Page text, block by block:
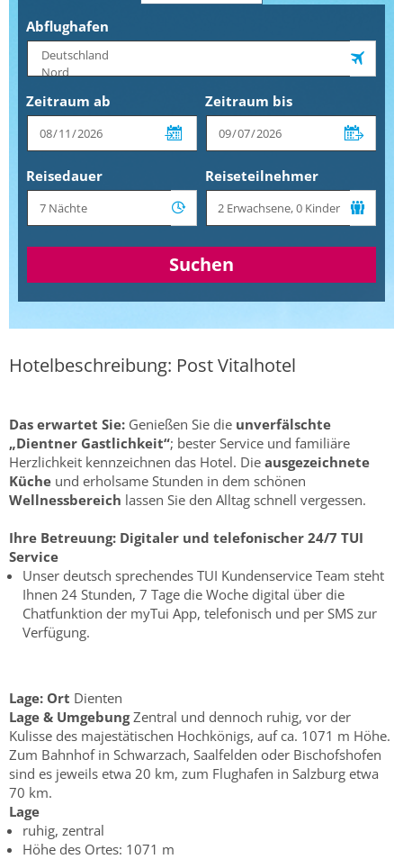
Abflughafen
Zeitraum ab Zeitraum bis
Reisedauer Reiseteilnehmer
Suchen
Hotelbeschreibung: Post Vitalhotel
Das erwartet Sie: Genießen Sie die unverfälschte
„Dientner Gastlichkeit“; bester Service und familiäre
Herzlichkeit kennzeichnen das Hotel. Die ausgezeichnete
Küche und erholsame Stunden in dem schönen
Wellnessbereich lassen Sie den Alltag schnell vergessen.
Ihre Betreuung: Digitaler und telefonischer 24/7 TUI
Service
Unser deutsch sprechendes TUI Kundenservice Team steht
Ihnen 24 Stunden, 7 Tage die Woche digital über die
Chatfunktion der myTui App, telefonisch und per SMS zur
Verfügung.
Lage: Ort Dienten
Lage & UmgebungZentral und dennoch ruhig, vor der
Kulisse des majestätischen Hochkönigs, auf ca. 1071 m Höhe.
Zum Bahnhof in Schwarzach, Saalfelden oder Bischofshofen
sind es jeweils etwa 20 km, zum Flughafen in Salzburg etwa
70 km.
Lage
ruhig, zentral
Höhe des Ortes: 1071 m